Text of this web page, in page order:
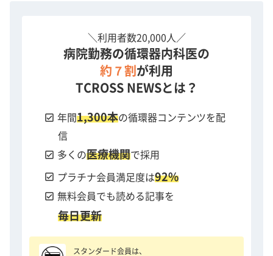
＼利用者数20,000人／
病院勤務の循環器内科医の
約７割 が利用
TCROSS NEWSとは？
check_box 年間1,300本の循環器コンテンツを配
信
check_box 多くの医療機関で採用
check_box プラチナ会員満足度は92%
check_box 無料会員でも読める記事を
毎日更新
スタンダード会員は、